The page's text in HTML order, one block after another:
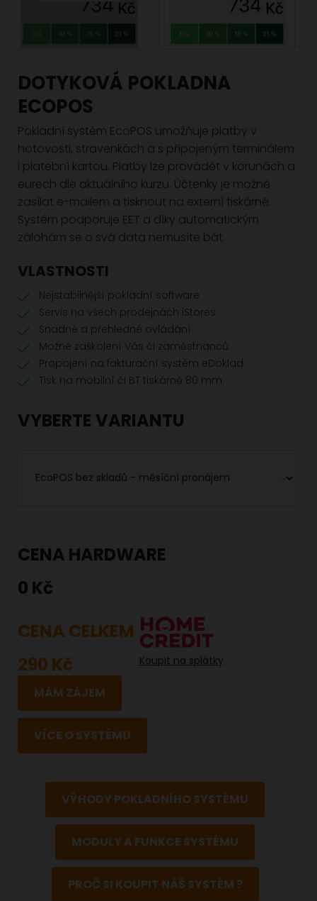
DOTYKOVÁ POKLADNA
ECOPOS
Pokladní systém EcoPOS umožňuje platby v
hotovosti, stravenkách a s připojeným terminálem
i platební kartou. Platby lze provádět v korunách a
eurech dle aktuálního kurzu. Účtenky je možné
zasílat e-mailem a tisknout na externí tiskárně.
Systém podporuje EET a díky automatickým
zálohám se o svá data nemusíte bát.
VLASTNOSTI
Nejstabilnější pokladní software
Servis na všech prodejnách iStores
Snadné a přehledné ovládání
Možné zaškolení Vás či zaměstnanců
Propojení na fakturační systém eDoklad
Tisk na mobilní či BT tiskárně 80 mm
VYBERTE VARIANTU
CENA HARDWARE
0 Kč
CENA CELKEM
290 Kč
Koupit na splátky
MÁM ZÁJEM
VÍCE O SYSTÉMU
VÝHODY POKLADNÍHO SYSTÉMU
MODULY A FUNKCE SYSTÉMU
PROČ SI KOUPIT NÁŠ SYSTÉM ?